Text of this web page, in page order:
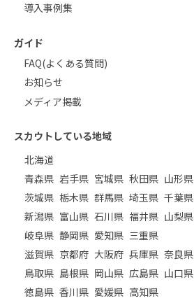
導入事例集
ガイド
FAQ(よくある質問)
お知らせ
メディア掲載
スカウトしている地域
北海道
青森県 岩手県 宮城県 秋田県 山形県
茨城県 栃木県 群馬県 埼玉県 千葉県
新潟県 富山県 石川県 福井県 山梨県
岐阜県 静岡県 愛知県 三重県
滋賀県 京都府 大阪府 兵庫県 奈良県
鳥取県 島根県 岡山県 広島県 山口県
徳島県 香川県 愛媛県 高知県